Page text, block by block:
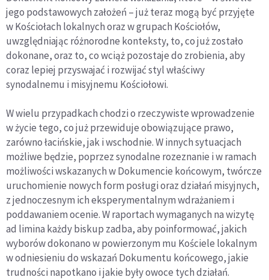
jego podstawowych założeń – już teraz mogą być przyjęte
w Kościołach lokalnych oraz w grupach Kościołów,
uwzględniając różnorodne konteksty, to, co już zostało
dokonane, oraz to, co wciąż pozostaje do zrobienia, aby
coraz lepiej przyswajać i rozwijać styl właściwy
synodalnemu i misyjnemu Kościołowi.
W wielu przypadkach chodzi o rzeczywiste wprowadzenie
w życie tego, co już przewiduje obowiązujące prawo,
zarówno łacińskie, jak i wschodnie. W innych sytuacjach
możliwe będzie, poprzez synodalne rozeznanie i w ramach
możliwości wskazanych w Dokumencie końcowym, twórcze
uruchomienie nowych form posługi oraz działań misyjnych,
z jednoczesnym ich eksperymentalnym wdrażaniem i
poddawaniem ocenie. W raportach wymaganych na wizytę
ad limina każdy biskup zadba, aby poinformować, jakich
wyborów dokonano w powierzonym mu Kościele lokalnym
w odniesieniu do wskazań Dokumentu końcowego, jakie
trudności napotkano i jakie były owoce tych działań.